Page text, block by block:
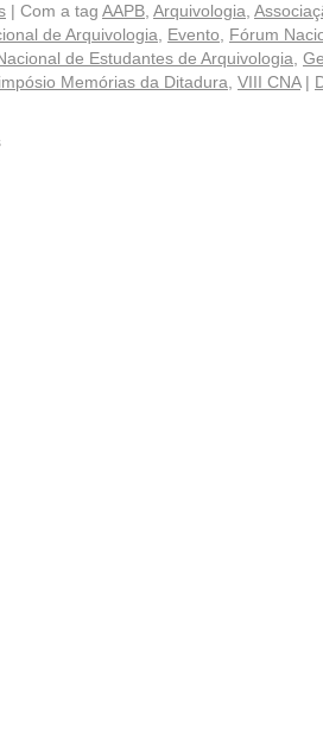
| Com a tag AAPB Arquivologia
de Arquivologia Evento
Fórum
de Estudantes de Arquivologia
Memórias da Ditadura VIII CNA |